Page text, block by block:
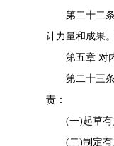
第二十二条
计力量和成果
第五章 对内
第二十三条
责：
(一)起草有
(二)制定有